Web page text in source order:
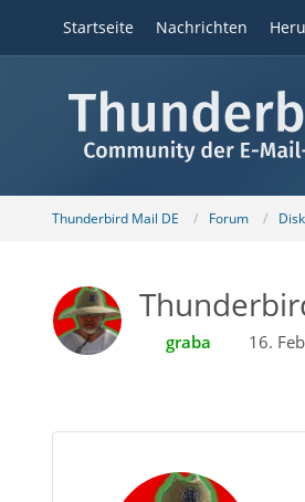
Startseite Nachrichten
Thunderbird Mail DE Forum
graba 16.